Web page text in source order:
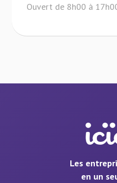
Ouvert de 8h00 à
Les
en un